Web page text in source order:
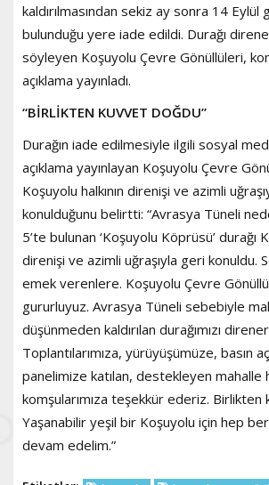
kaldırılmasından sekiz ay sonra 14 Eylül
bulunduğu yere iade edildi. Durağı
söyleyen Koşuyolu Çevre Gönüllüleri,
açıklama yayınladı.
“BİRLİKTEN KUVVET DOĞDU”
Durağın iade edilmesiyle ilgili sosyal
açıklama yayınlayan Koşuyolu Çevre
Koşuyolu halkının direnişi ve azimli
konulduğunu belirtti: “Avrasya Tüneli
5’te bulunan ‘Koşuyolu Köprüsü’ durağı
direnişi ve azimli uğraşıyla geri konuldu.
emek verenlere. Koşuyolu Çevre
gururluyuz. Avrasya Tüneli sebebiyle
düşünmeden kaldırılan durağımızı
Toplantılarımıza, yürüyüşümüze, basın
panelimize katılan, destekleyen mahalle
komşularımıza teşekkür ederiz. Birlikten
Yaşanabilir yeşil bir Koşuyolu için hep
devam edelim.”